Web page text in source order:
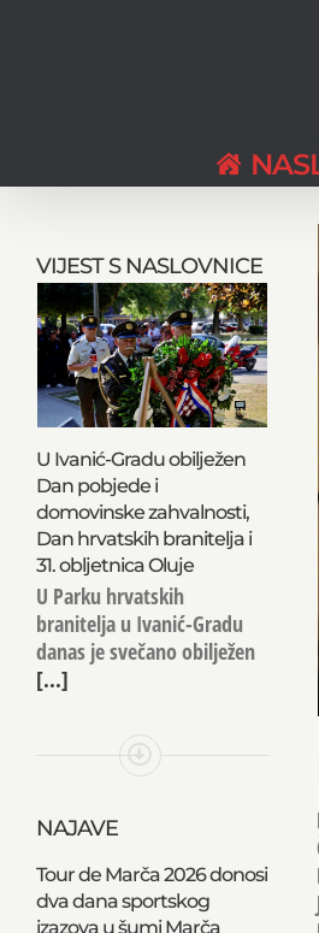
VIJEST S NASLOVNICE
U Ivanić-Gradu obilježen
Dan pobjede i
domovinske zahvalnosti,
Dan hrvatskih branitelja i
31. obljetnica Oluje
U Parku hrvatskih
branitelja u Ivanić-Gradu
danas je svečano obilježen
[...]
NAJAVE
Tour de Marča 2026 donosi
dva dana sportskog
izazova u šumi Marča